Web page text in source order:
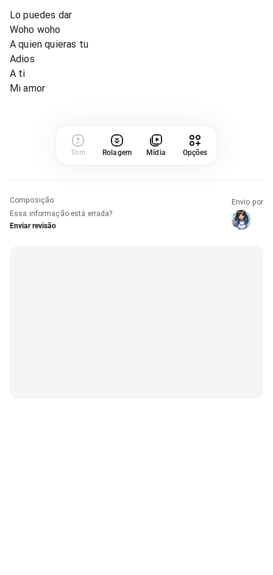
Lo puedes dar
Woho woho
A quien quieras tu
Adios
A ti
Mi amor
Tom Rolagem Mídia Opções
Composição:
Essa informação está errada?
Enviar revisão
Envio por